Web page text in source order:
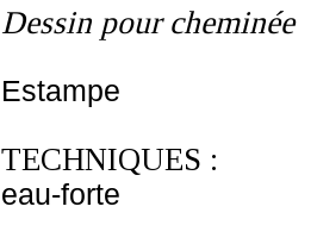
Dessin pour cheminée
Estampe
TECHNIQUES :
eau-forte